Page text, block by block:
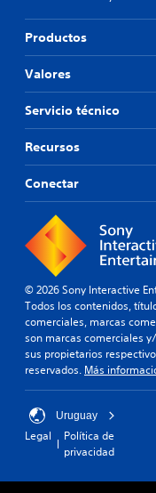
Productos
Valores
Servicio técnico
Recursos
Conectar
© 2026 Sony Interactive
Todos los contenidos,
comerciales, marcas
son marcas comerciales
sus propietarios
reservados. Más
Uruguay
Legal
Política de
privacidad